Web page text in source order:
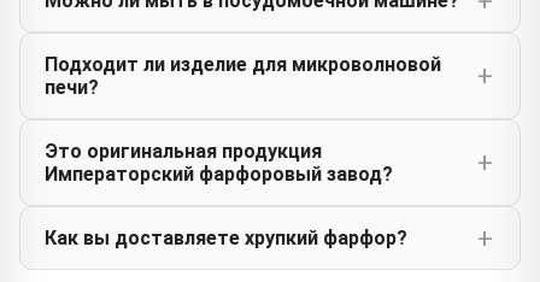
Подходит ли изделие для микроволновой
печи?
Это оригинальная продукция
Императорский фарфоровый завод?
Как вы доставляете хрупкий фарфор?